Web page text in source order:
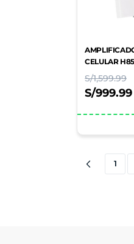
CELULAR
S/1,599.99
S/999.99
1